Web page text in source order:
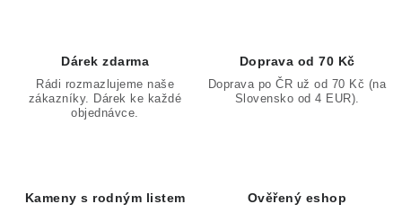
Dárek zdarma
Rádi rozmazlujeme naše
zákazníky. Dárek ke každé
objednávce.
Doprava od 70 Kč
Doprava po ČR už od 70 Kč (na
Slovensko od 4 EUR).
Kameny s rodným listem Ověřený eshop